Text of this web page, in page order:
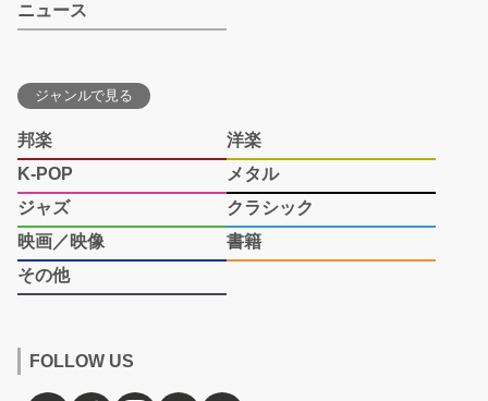
ニュース
ジャンルで見る
邦楽
洋楽
K-POP
メタル
ジャズ
クラシック
映画／映像
書籍
その他
FOLLOW US